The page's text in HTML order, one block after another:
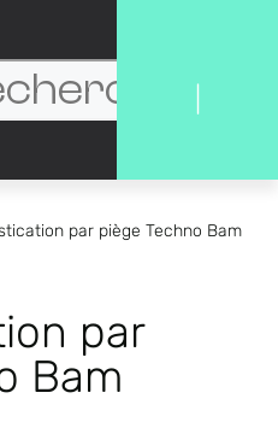
par piège Techno Bam
par
Bam